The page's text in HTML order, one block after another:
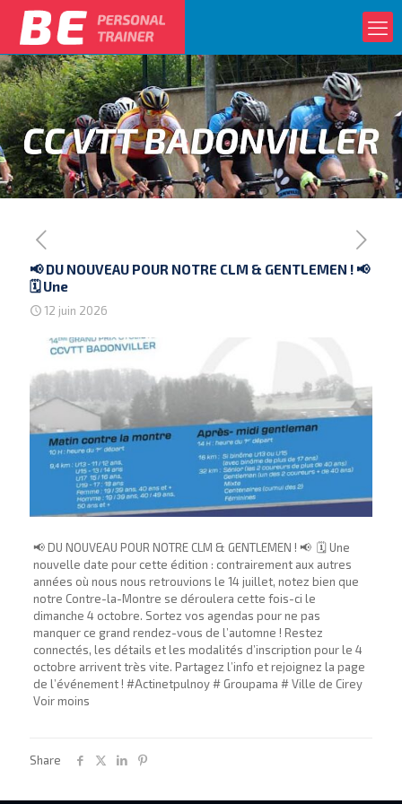
📢 DU NOUVEAU POUR NOTRE CLM & GENTLEMEN ! 📢 ​
🗓️ Une
12 juin 2026
📢 DU NOUVEAU POUR NOTRE CLM & GENTLEMEN ! 📢 ​ 🗓️ Une
nouvelle date pour cette édition : contrairement aux autres
années où nous nous retrouvions le 14 juillet, notez bien que
notre Contre-la-Montre se déroulera cette fois-ci le
dimanche 4 octobre. Sortez vos agendas pour ne pas
manquer ce grand rendez-vous de l’automne ! ​Restez
connectés, les détails et les modalités d’inscription pour le 4
octobre arrivent très vite. ​Partagez l’info et rejoignez la page
de l’événement ! #Actinetpulnoy # Groupama # Ville de Cirey
Voir moins
Share